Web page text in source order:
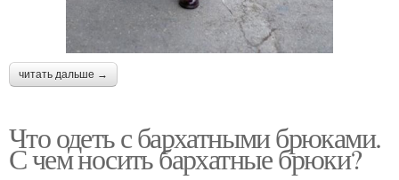
читать дальше →
Что одеть с бархатными брюками.
С чем носить бархатные брюки?